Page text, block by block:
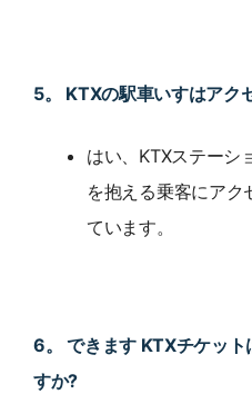
5。 KTXの駅車いすはアク
はい、KTXステーシ
を抱える乗客にアク
ています。
6。 できます KTXチケッ
すか?